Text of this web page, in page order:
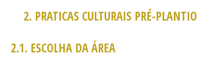
2. PRATICAS CULTURAIS PRÉ-PLANTIO
2.1. ESCOLHA DA ÁREA